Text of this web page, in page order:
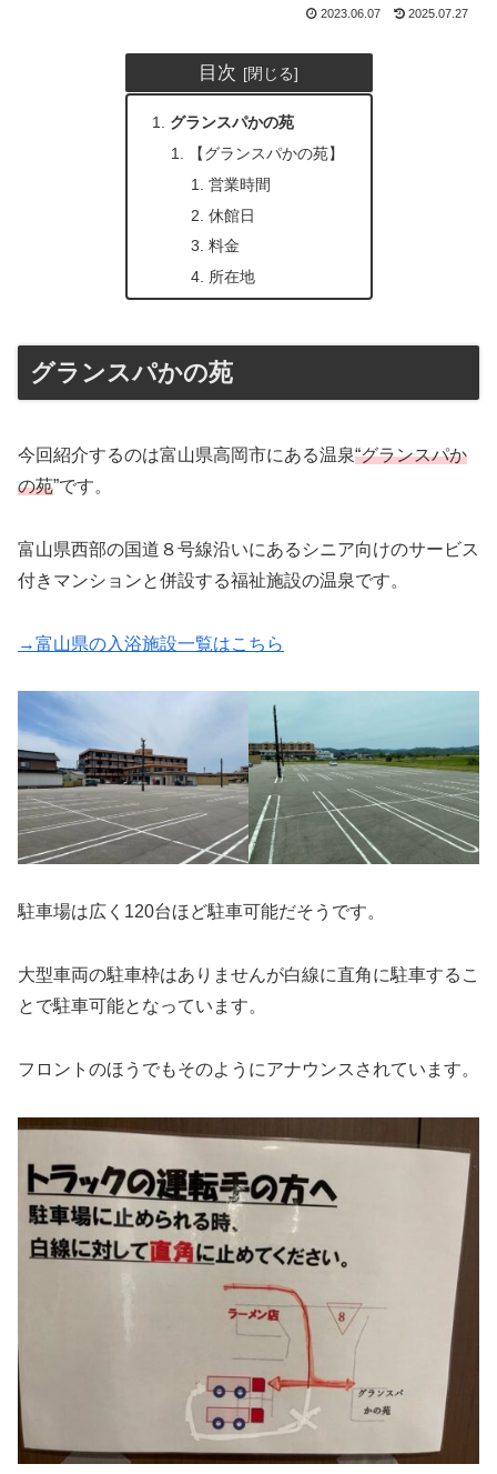
2023.06.07 2025.07.27
目次
グランスパかの苑
【グランスパかの苑】
営業時間
休館日
料金
所在地
グランスパかの苑
今回紹介するのは富山県高岡市にある温泉“グランスパか
の苑”です。
富山県西部の国道８号線沿いにあるシニア向けのサービス
付きマンションと併設する福祉施設の温泉です。
→富山県の入浴施設一覧はこちら
駐車場は広く120台ほど駐車可能だそうです。
大型車両の駐車枠はありませんが白線に直角に駐車するこ
とで駐車可能となっています。
フロントのほうでもそのようにアナウンスされています。